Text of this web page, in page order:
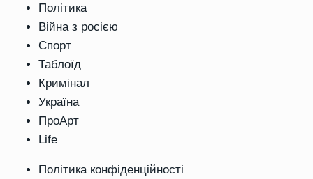
Політика
Війна з росією
Спорт
Таблоїд
Кримінал
Україна
ПроАрт
Life
Політика конфіденційності